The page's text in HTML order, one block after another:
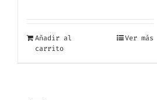
Añadir al
carrito
Ver más